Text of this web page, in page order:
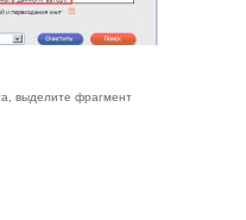
выделите фрагмент